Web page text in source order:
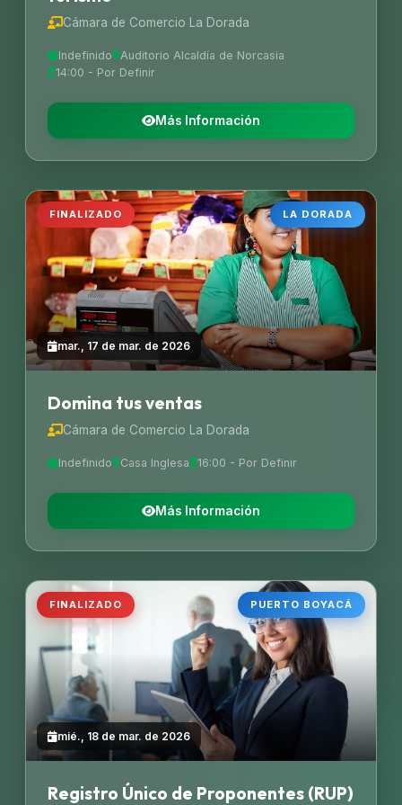
Cámara de Comercio La Dorada
Indefinido
Auditorio Alcaldía de Norcasia
14:00 - Por Definir
Más Información
LA DORADA
mar., 17 de mar. de 2026
FINALIZADO
Domina tus ventas
Cámara de Comercio La Dorada
Indefinido Casa Inglesa 16:00 - Por Definir
Más Información
PUERTO BOYACÁ
mié., 18 de mar. de 2026
FINALIZADO
Registro Único de Proponentes (RUP)